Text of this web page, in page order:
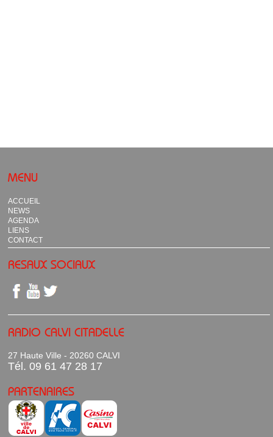
MENU
ACCUEIL
NEWS
AGENDA
LIENS
CONTACT
RESAUX SOCIAUX
RADIO CALVI CITADELLE
27 Haute Ville - 20260 CALVI
Tél. 09 61 47 28 17
PARTENAIRES